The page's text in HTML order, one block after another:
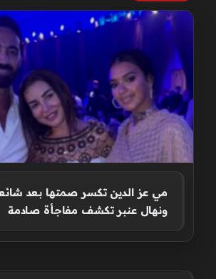
مي عز الدين تكسر صمتها بعد
ونهال عنبر تكشف مفاجأة صادمة